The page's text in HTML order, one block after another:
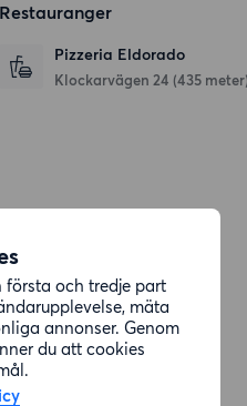
och tredje part
mäta
annonser. Genom
du att cookies
Restauranger
Pizzeria Eldorado
Klockarvägen 24 (435